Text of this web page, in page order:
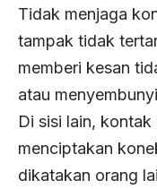
Tidak menjaga
tampak tidak
memberi kesan
atau
Di sisi lain,
menciptakan
dikatakan orang